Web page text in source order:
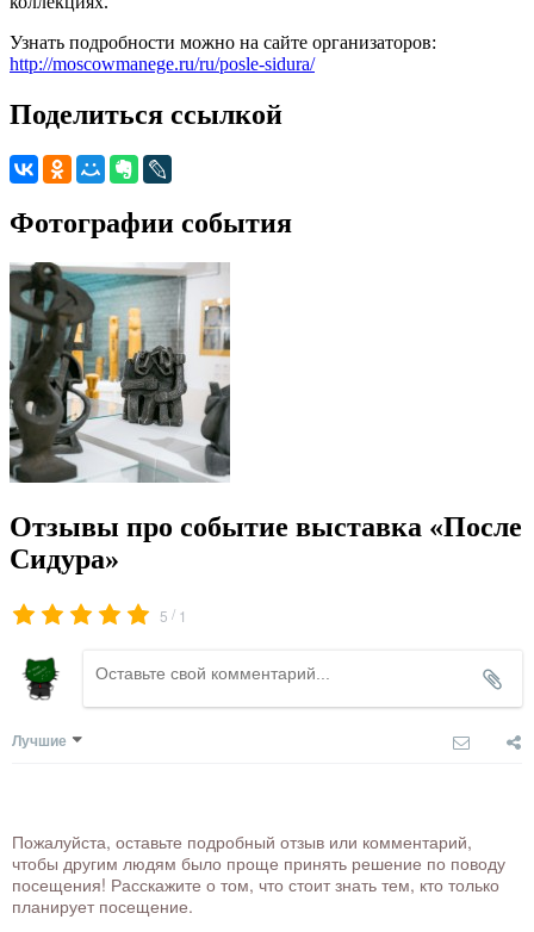
Узнать подробности можно на сайте организаторов:
http://moscowmanege.ru/ru/posle-sidura/
Поделиться ссылкой
Фотографии события
Отзывы про событие выставка «После
Сидура»
5 / 1
Лучшие
Пожалуйста, оставьте подробный отзыв или комментарий,
чтобы другим людям было проще принять решение по поводу
посещения! Расскажите о том, что стоит знать тем, кто только
планирует посещение.